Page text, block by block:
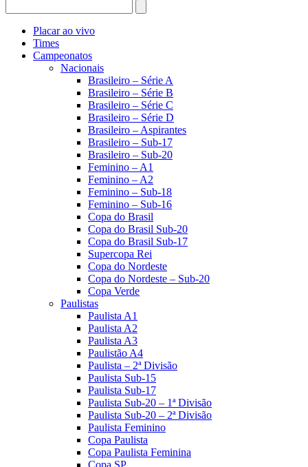
Placar ao vivo
Times
Campeonatos
Nacionais
Brasileiro – Série A
Brasileiro – Série B
Brasileiro – Série C
Brasileiro – Série D
Brasileiro – Aspirantes
Brasileiro – Sub-17
Brasileiro – Sub-20
Feminino – A1
Feminino – A2
Feminino – Sub-18
Feminino – Sub-16
Copa do Brasil
Copa do Brasil Sub-20
Copa do Brasil Sub-17
Supercopa Rei
Copa do Nordeste
Copa do Nordeste – Sub-20
Copa Verde
Paulistas
Paulista A1
Paulista A2
Paulista A3
Paulistão A4
Paulista – 2ª Divisão
Paulista Sub-15
Paulista Sub-17
Paulista Sub-20 – 1ª Divisão
Paulista Sub-20 – 2ª Divisão
Paulista Feminino
Copa Paulista
Copa Paulista Feminina
Copa SP